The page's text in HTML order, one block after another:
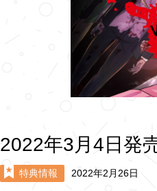
2022年3月4日発
特典情報 2022年2月26日